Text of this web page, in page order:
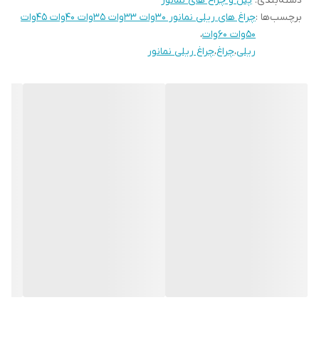
برچسب‌ها :
چراغ های ریلی نمانور 30وات 33وات 35وات 40وات 45وات
50وات 60وات
،
ریلی،چراغ،چراغ ریلی نمانور